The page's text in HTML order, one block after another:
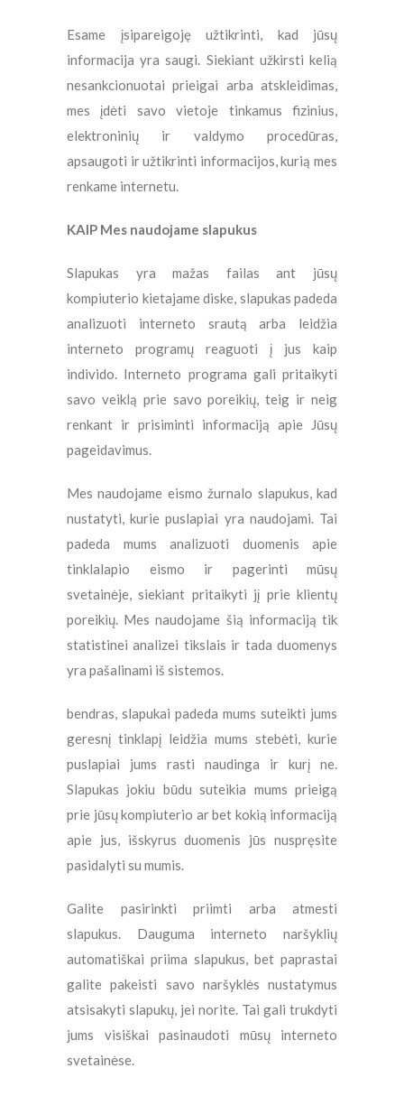
Esame įsipareigoję užtikrinti, kad jūsų
informacija yra saugi. Siekiant užkirsti kelią
nesankcionuotai prieigai arba atskleidimas,
mes įdėti savo vietoje tinkamus fizinius,
elektroninių ir valdymo procedūras,
apsaugoti ir užtikrinti informacijos, kurią mes
renkame internetu.
KAIP Mes naudojame slapukus
Slapukas yra mažas failas ant jūsų
kompiuterio kietajame diske, slapukas padeda
analizuoti interneto srautą arba leidžia
interneto programų reaguoti į jus kaip
individo. Interneto programa gali pritaikyti
savo veiklą prie savo poreikių, teig ir neig
renkant ir prisiminti informaciją apie Jūsų
pageidavimus.
Mes naudojame eismo žurnalo slapukus, kad
nustatyti, kurie puslapiai yra naudojami. Tai
padeda mums analizuoti duomenis apie
tinklalapio eismo ir pagerinti mūsų
svetainėje, siekiant pritaikyti jį prie klientų
poreikių. Mes naudojame šią informaciją tik
statistinei analizei tikslais ir tada duomenys
yra pašalinami iš sistemos.
bendras, slapukai padeda mums suteikti jums
geresnį tinklapį leidžia mums stebėti, kurie
puslapiai jums rasti naudinga ir kurį ne.
Slapukas jokiu būdu suteikia mums prieigą
prie jūsų kompiuterio ar bet kokią informaciją
apie jus, išskyrus duomenis jūs nuspręsite
pasidalyti su mumis.
Galite pasirinkti priimti arba atmesti
slapukus. Dauguma interneto naršyklių
automatiškai priima slapukus, bet paprastai
galite pakeisti savo naršyklės nustatymus
atsisakyti slapukų, jei norite. Tai gali trukdyti
jums visiškai pasinaudoti mūsų interneto
svetainėse.